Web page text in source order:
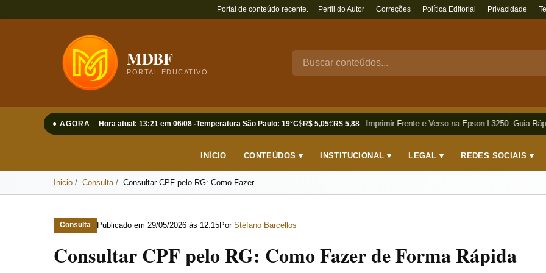
Portal de conteúdo recente. Perfil do Autor Correções Política Editorial Privacidade
MDBF
PORTAL EDUCATIVO
● AGORA Hora atual: 13:21 em 06/08 -Temperatura São Paulo: 19°C$R$ 5,05€R$ 5,88
Como Imprimir Frente e Verso na Epson L3250: Guia
INÍCIO CONTEÚDOS ▾ INSTITUCIONAL ▾ LEGAL ▾ REDES SOCIAIS ▾
Inicio Consulta Consultar CPF pelo RG: Como Fazer...
Consulta Publicado em 29/05/2026 às 12:15Por Stéfano Barcellos
Consultar CPF pelo RG: Como Fazer de Forma Rápida